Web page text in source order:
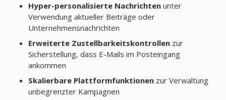
Hyper-personalisierte Nachrichtenunter
Verwendung aktueller Beiträge oder
Unternehmensnachrichten
Erweiterte Zustellbarkeitskontrollenzur
Sicherstellung, dass E-Mails im Posteingang
ankommen
Skalierbare Plattformfunktionenzur Verwaltung
unbegrenzter Kampagnen